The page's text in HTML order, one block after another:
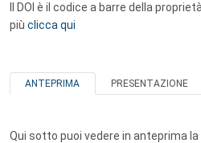
Il DOI è il codice a barre della
più clicca qui
ANTEPRIMA PRESENTAZIONE
Qui sotto puoi vedere in anteprima